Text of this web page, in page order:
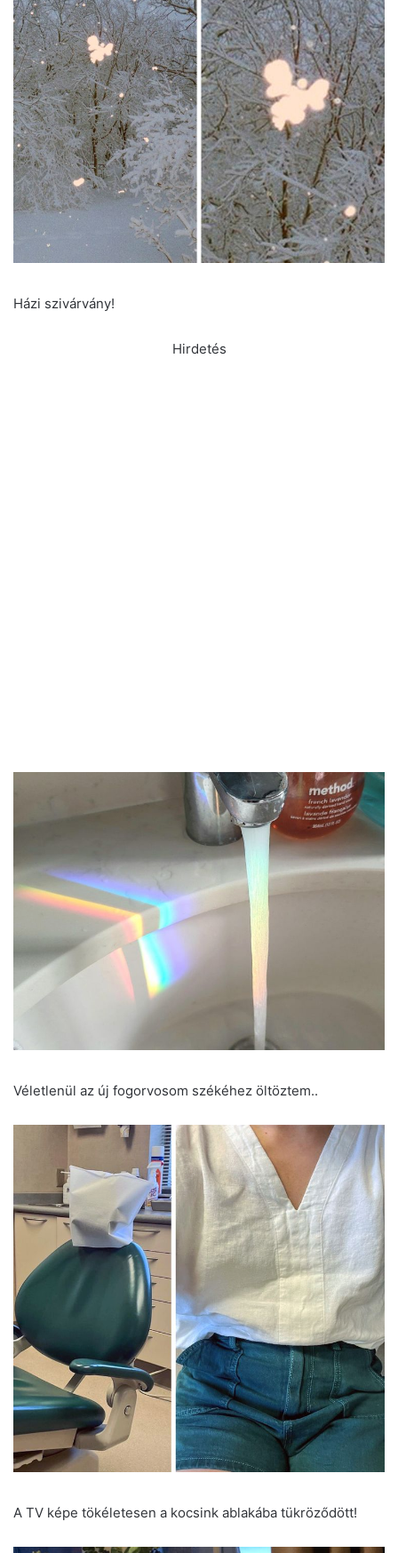
Házi szivárvány!
Hirdetés
Véletlenül az új fogorvosom székéhez öltöztem..
A TV képe tökéletesen a kocsink ablakába tükröződött!